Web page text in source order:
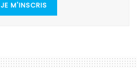
JE M'INSCRIS